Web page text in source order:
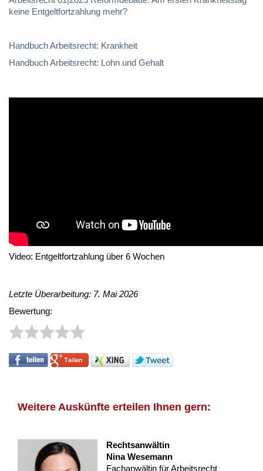
kei­ne Ent­gelt­fort­zah­lung mehr?
Hand­buch Ar­beits­recht: Krank­heit
Hand­buch Ar­beits­recht: Lohn und Ge­halt
Video: Entgeltfortzahlung über 6 Wochen
Letzte Überarbeitung: 7. Mai 2026
Bewertung:
Weitere Auskünfte erteilen Ihnen gern:
Rechtsanwältin
Nina Wesemann
Fachanwältin für Arbeitsrecht